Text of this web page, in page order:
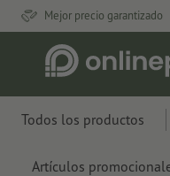
Mejor precio garantizado
Todos los productos
Artículos